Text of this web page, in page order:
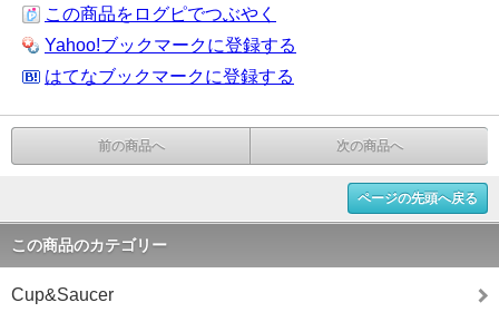
この商品をログピでつぶやく
Yahoo!ブックマークに登録する
はてなブックマークに登録する
前の商品へ 次の商品へ
ページの先頭へ戻る
この商品のカテゴリー
Cup&Saucer